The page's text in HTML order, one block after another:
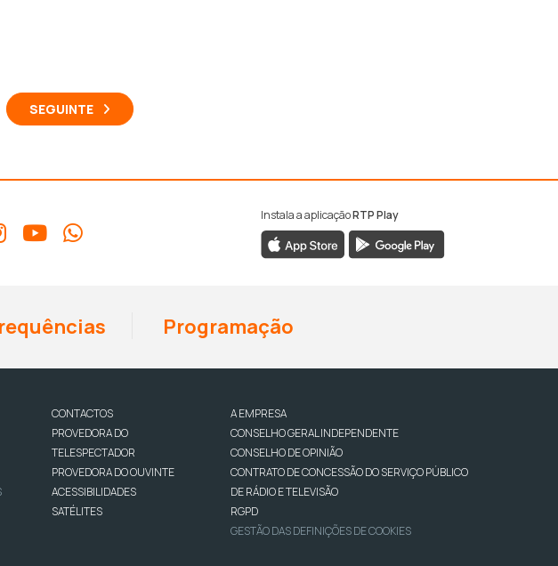
SEGUINTE
Instala a aplicaçãoRTP Play
Programação
CONTACTOS
PROVEDORA DO
TELESPECTADOR
PROVEDORA DO OUVINTE
ACESSIBILIDADES
SATÉLITES
A EMPRESA
CONSELHO GERAL INDEPENDENTE
CONSELHO DE OPINIÃO
CONTRATO DE CONCESSÃO DO SERVIÇO PÚBLICO
DE RÁDIO E TELEVISÃO
RGPD
GESTÃO DAS DEFINIÇÕES DE COOKIES